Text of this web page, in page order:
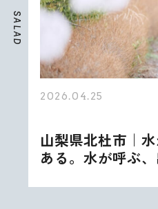
S
A
L
A
D
2026.04.25
山梨県北杜市｜
ある。水が呼ぶ、